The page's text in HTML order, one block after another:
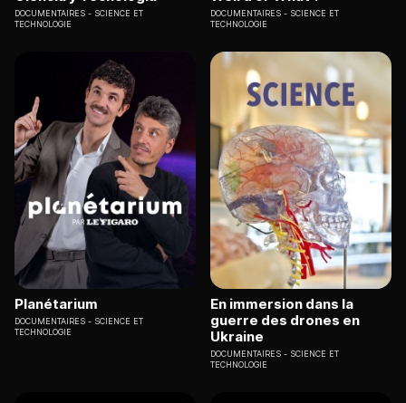
DOCUMENTAIRES
SCIENCE ET
TECHNOLOGIE
DOCUMENTAIRES
SCIENCE ET
TECHNOLOGIE
Planétarium
DOCUMENTAIRES
SCIENCE ET
TECHNOLOGIE
En immersion dans la
guerre des drones en
Ukraine
DOCUMENTAIRES
SCIENCE ET
TECHNOLOGIE